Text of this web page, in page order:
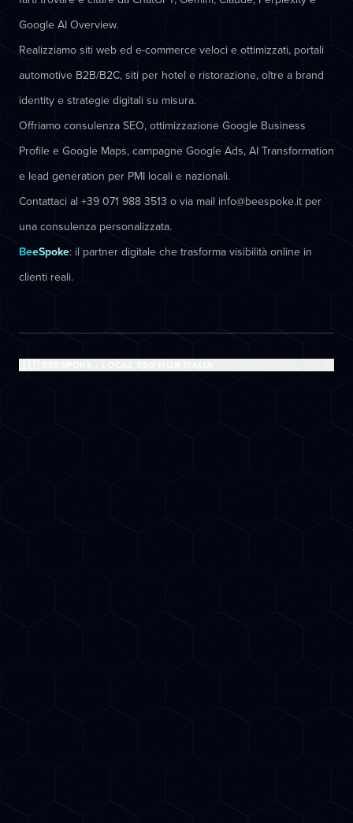
Google AI Overview.
Realizziamo siti web ed e-commerce veloci e ottimizzati, portali
automotive B2B/B2C, siti per hotel e ristorazione, oltre a brand
identity e strategie digitali su misura.
Offriamo consulenza SEO, ottimizzazione Google Business
Profile e Google Maps, campagne Google Ads, AI Transformation
e lead generation per PMI locali e nazionali.
Contattaci al +39 071 988 3513 o via mail info@beespoke.it per
una consulenza personalizzata.
BeeSpoke: il partner digitale che trasforma visibilità online in
clienti reali.